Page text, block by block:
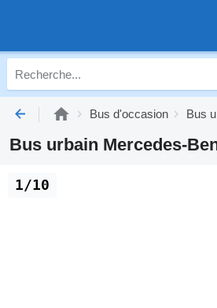
Bus d'occasion Bus
Bus urbain Mercedes-
1/10